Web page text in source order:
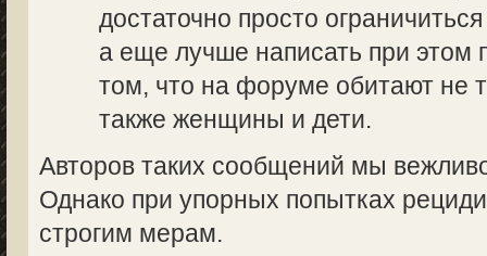
достаточно просто
а еще лучше написать при этом
том, что на форуме обитают не
также женщины и дети.
Авторов таких сообщений мы
Однако при упорных попытках
строгим мерам.